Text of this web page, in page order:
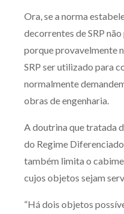
Ora, se a norma
decorrentes de SRP
porque provavelmente
SRP ser utilizado para
normalmente
obras de engenharia.
A doutrina que tratada
do Regime
também limita o
cujos objetos sejam
“Há dois objetos